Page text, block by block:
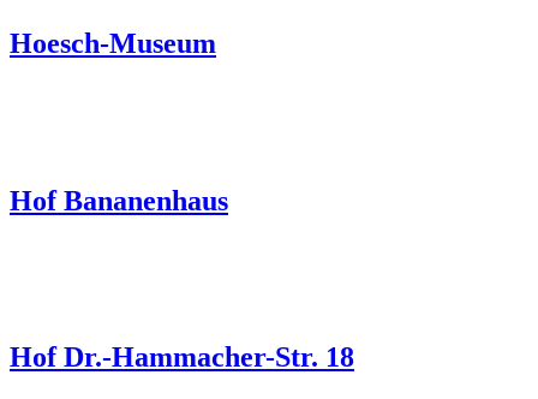
Hoesch-Museum
Hof Bananenhaus
Hof Dr.-Hammacher-Str. 18